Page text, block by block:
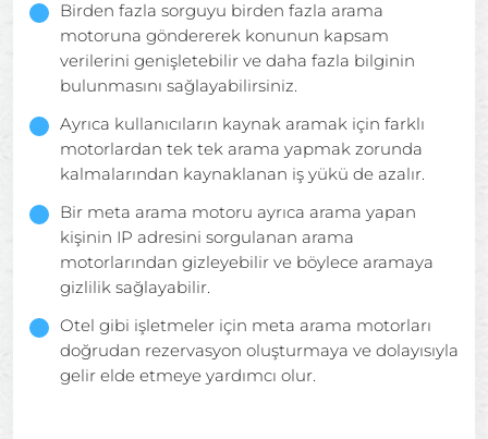
Birden fazla sorguyu birden fazla arama
motoruna göndererek konunun kapsam
verilerini genişletebilir ve daha fazla bilginin
bulunmasını sağlayabilirsiniz.
Ayrıca kullanıcıların kaynak aramak için farklı
motorlardan tek tek arama yapmak zorunda
kalmalarından kaynaklanan iş yükü de azalır.
Bir meta arama motoru ayrıca arama yapan
kişinin IP adresini sorgulanan arama
motorlarından gizleyebilir ve böylece aramaya
gizlilik sağlayabilir.
Otel gibi işletmeler için meta arama motorları
doğrudan rezervasyon oluşturmaya ve dolayısıyla
gelir elde etmeye yardımcı olur.